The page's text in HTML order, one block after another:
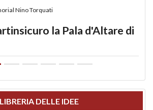
Nino Torquati
la Pala d'Altare di
LIBRERIA DELLE IDEE